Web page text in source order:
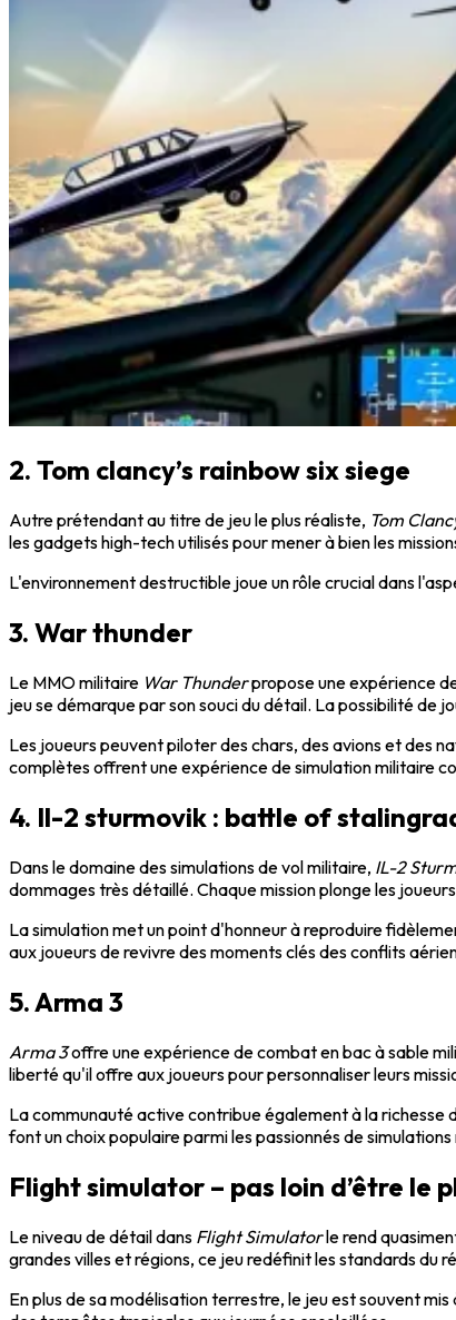
2. Tom clancy’s rainbow six siege
Autre prétendant au titre de jeu le plus réaliste, Tom
les gadgets high-tech utilisés pour mener à bien les
L'environnement destructible joue un rôle crucial dans
3. War thunder
Le MMO militaire War Thunderpropose une expérience
jeu se démarque par son souci du détail. La possibilité de
Les joueurs peuvent piloter des chars, des avions et des
complètes offrent une expérience de simulation militaire
4. Il-2 sturmovik : battle of
Dans le domaine des simulations de vol militaire, IL-2
dommages très détaillé. Chaque mission plonge les
La simulation met un point d'honneur à reproduire
aux joueurs de revivre des moments clés des conflits
5. Arma 3
Arma 3offre une expérience de combat en bac à sable
liberté qu'il offre aux joueurs pour personnaliser leurs
La communauté active contribue également à la richesse
font un choix populaire parmi les passionnés de simulations
Flight simulator – pas loin d’être le
Le niveau de détail dans Flight Simulatorle rend
grandes villes et régions, ce jeu redéfinit les standards du
En plus de sa modélisation terrestre, le jeu est souvent